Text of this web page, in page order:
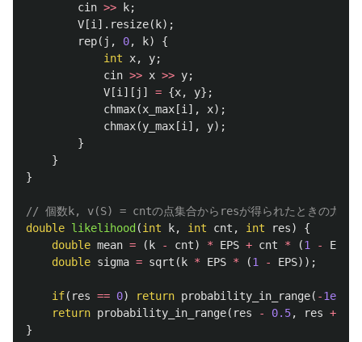
cin >> k;
V [i ]. resize( k);
rep( j , 0, k)
{
int
x, y;
cin >> x >> y;
V [i ][ j ] = {x, y};
chmax(x_max [i ], x);
chmax(y_max [i ], y);
}
}
}
// 個数k, v(S) = cntの点集合からresが得られたときの尤度(
double likelihood (int k, int cnt , int res)
{
double mean = ( k - cnt) * EPS + cnt * (1 - EPS
double sigma = sqrt ( k * EPS * (1 - EPS));
if( res == 0) return probability_in_range( -1e10
return probability_in_range( res - 0.5, res +
}